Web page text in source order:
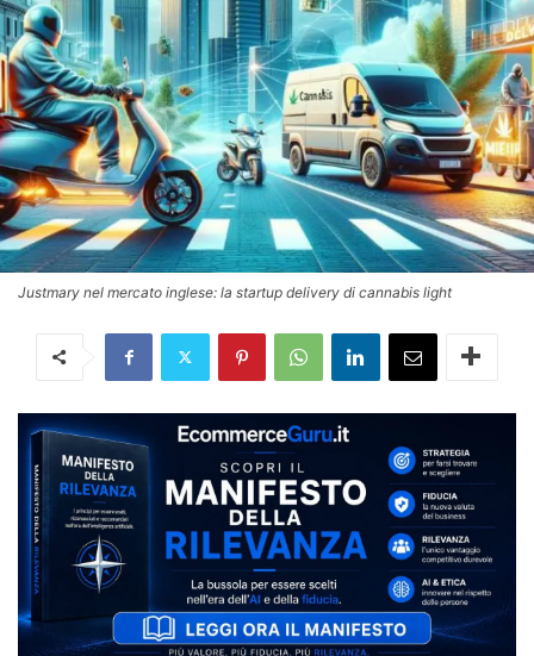
Justmary nel mercato inglese: la startup delivery di cannabis light